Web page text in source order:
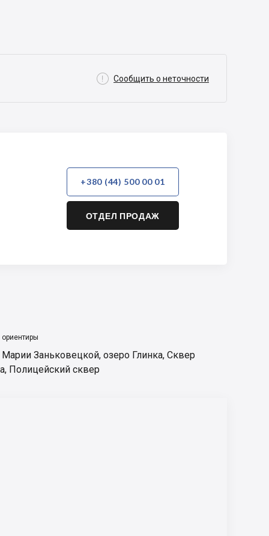
 Сообщить о неточности
+380 (44) 500 00 01
ОТДЕЛ ПРОДАЖ
Заньковецкой, озеро Глинка, Сквер
, Полицейский сквер